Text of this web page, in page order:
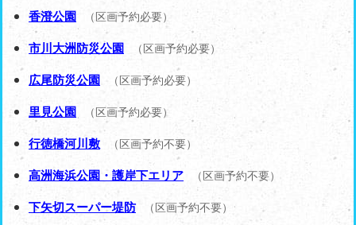
香澄公園 （区画予約必要）
市川大洲防災公園 （区画予約必要）
広尾防災公園 （区画予約必要）
里見公園 （区画予約必要）
行徳橋河川敷 （区画予約不要）
高洲海浜公園・護岸下エリア （区画予約不要）
下矢切スーパー堤防 （区画予約不要）